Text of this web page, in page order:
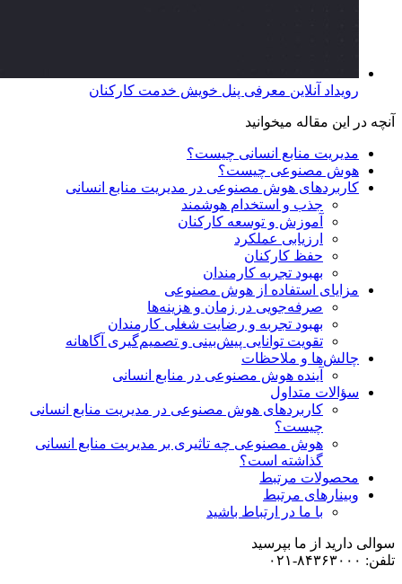
رویداد آنلاین معرفی پنل خویش خدمت کارکنان
آنچه در این مقاله میخوانید
مدیریت منابع انسانی چیست؟
هوش مصنوعی چیست؟
کاربردهای هوش مصنوعی در مدیریت منابع انسانی
جذب و استخدام هوشمند
آموزش و توسعه کارکنان
ارزیابی عملکرد
حفظ کارکنان
بهبود تجربه کارمندان
مزایای استفاده از هوش مصنوعی
صرفه‌جویی در زمان و هزینه‌ها
بهبود تجربه و رضایت شغلی کارمندان
تقویت توانایی پیش‌بینی و تصمیم‌گیری آگاهانه
چالش‌ها و ملاحظات
آینده هوش مصنوعی در منابع انسانی
سؤالات متداول
کاربردهای هوش مصنوعی در مدیریت منابع انسانی
چیست؟
هوش مصنوعی چه تاثیری بر مدیریت منابع انسانی
گذاشته است؟
محصولات مرتبط
وبینارهای مرتبط
با ما در ارتباط باشید
سوالی دارید از ما بپرسید
تلفن: ۸۴۳۶۳۰۰۰-۰۲۱